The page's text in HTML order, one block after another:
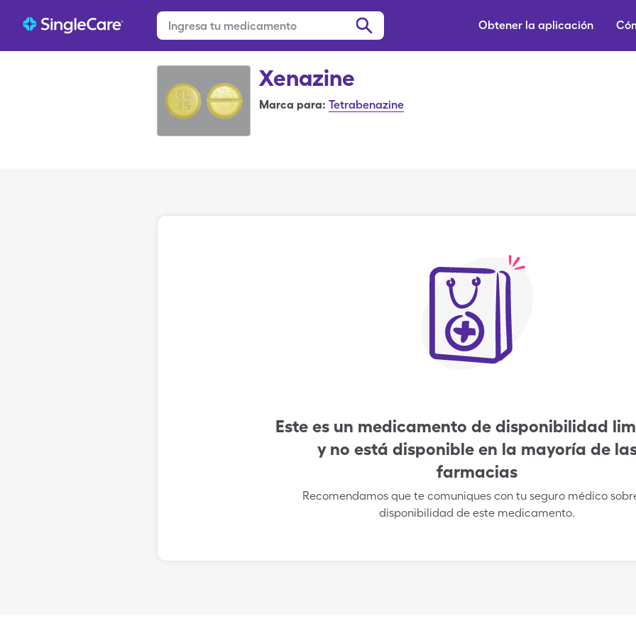
Obtener la aplicación
Xenazine
Marca para: Tetrabenazine
Este es un medicamento de disponibilidad
y no está disponible en la mayoría de
farmacias
Recomendamos que te comuniques con tu seguro médico
disponibilidad de este medicamento.